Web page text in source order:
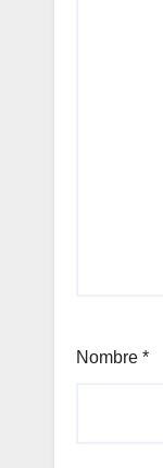
Nombre *